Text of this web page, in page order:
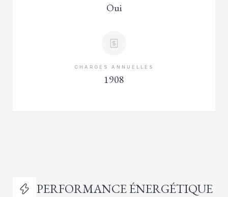
Oui
CHARGES ANNUELLES
1908
PERFORMANCE ÉNERGÉTIQUE